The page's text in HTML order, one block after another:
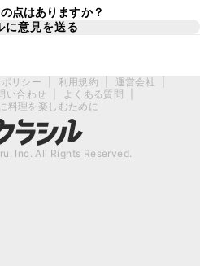
点はありますか？
に意見を送る
リシー 利用規約 運営会社
い合わせ
よくある質問
料理を楽しむために
Inc. All Rights Reserved.